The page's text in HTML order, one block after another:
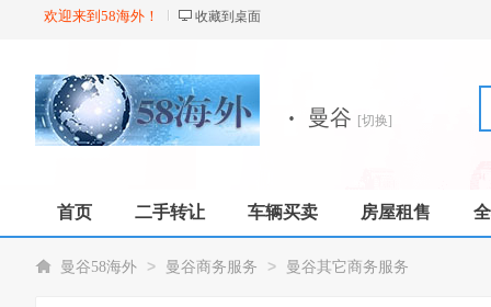
欢迎来到58海外！ 收藏到桌面
· 曼谷 [切换]
首页 二手转让 车辆买卖 房屋租售
店铺
曼谷58海外 > 曼谷商务服务 > 曼谷其它商务服务